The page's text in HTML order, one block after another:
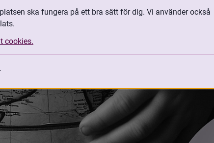
ska fungera på ett bra sätt för dig. Vi använder också
cookies.